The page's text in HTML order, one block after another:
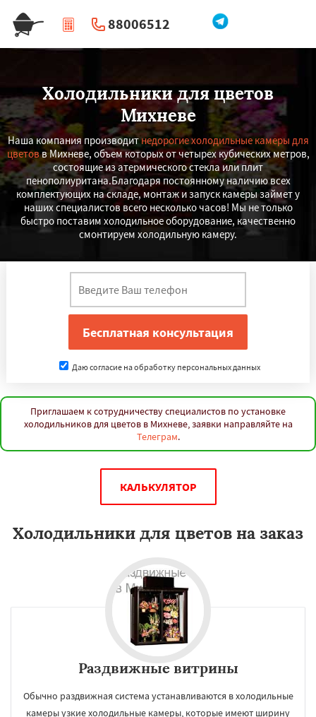
88006512
| Перезвоните мне
Холодильники для цветов
Михневе
Наша компания производитнедорогие холодильные камеры для
цветовв Михневе, объем которых от четырех кубических метров,
состоящие из атермического стекла или плит
пенополиуритана.Благодаря постоянному наличию всех
комплектующих на складе, монтаж и запуск камеры займет у
наших специалистов всего несколько часов! Мы не только
быстро поставим холодильное оборудование, качественно
смонтируем холодильную камеру.
Даю согласие на обработку персональных данных
Приглашаем к сотрудничеству специалистов по установке
холодильников для цветов в Михневе, заявки направляйте на
Телеграм.
КАЛЬКУЛЯТОР
Холодильники для цветов на заказ
Раздвижные витрины
Обычно раздвижная система устанавливаются в холодильные
камеры узкие холодильные камеры, которые имеют ширину